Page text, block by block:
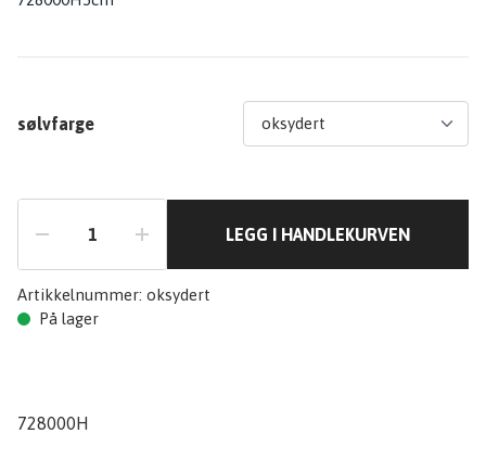
sølvfarge
LEGG I HANDLEKURVEN
Artikkelnummer: oksydert
På lager
728000H